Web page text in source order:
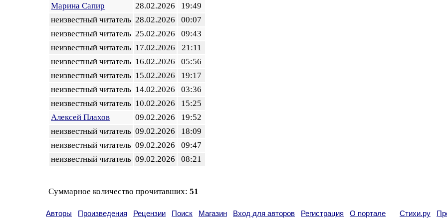
Марина Сапир
28.02.2026
19:49
неизвестный читатель 28.02.2026
00:07
неизвестный читатель 25.02.2026
09:43
неизвестный читатель 17.02.2026
21:11
неизвестный читатель 16.02.2026
05:56
неизвестный читатель 15.02.2026
19:17
неизвестный читатель 14.02.2026
03:36
неизвестный читатель 10.02.2026
15:25
Алексей Плахов
09.02.2026
19:52
неизвестный читатель 09.02.2026
18:09
неизвестный читатель 09.02.2026
09:47
неизвестный читатель 09.02.2026 08:21
Суммарное количество прочитавших: 51
Авторы Произведения Рецензии Поиск Магазин Вход для авторов Регистрация О портале Стихи.ру